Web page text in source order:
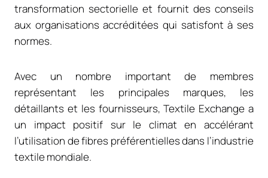
transformation sectorielle et fournit des conseils
aux organisations accréditées qui satisfont à ses
normes.
Avec un nombre important de membres
représentant les principales marques, les
détaillants et les fournisseurs, Textile Exchange a
un impact positif sur le climat en accélérant
l’utilisation de fibres préférentielles dans l’industrie
textile mondiale.